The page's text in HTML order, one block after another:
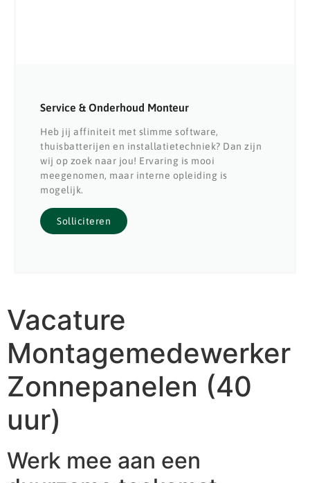
Service & Onderhoud Monteur
Heb jij affiniteit met slimme software,
thuisbatterijen en installatietechniek? Dan zijn
wij op zoek naar jou! Ervaring is mooi
meegenomen, maar interne opleiding is
mogelijk.
Solliciteren
Vacature
Montagemedewerker
Zonnepanelen (40
uur)
Werk mee aan een